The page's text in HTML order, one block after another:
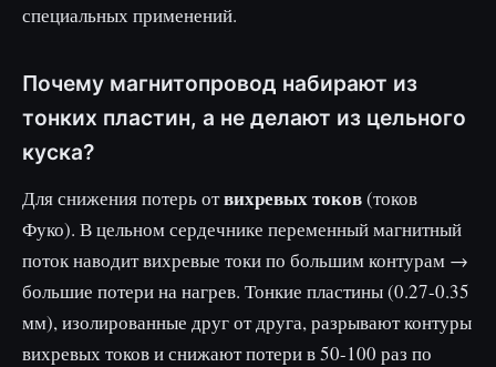
специальных применений.
Почему магнитопровод набирают из
тонких пластин, а не делают из цельного
куска?
Для снижения потерь отвихревых токов(токов
Фуко). В цельном сердечнике переменный магнитный
поток наводит вихревые токи по большим контурам →
большие потери на нагрев. Тонкие пластины (0.27-0.35
мм), изолированные друг от друга, разрывают контуры
вихревых токов и снижают потери в 50-100 раз по